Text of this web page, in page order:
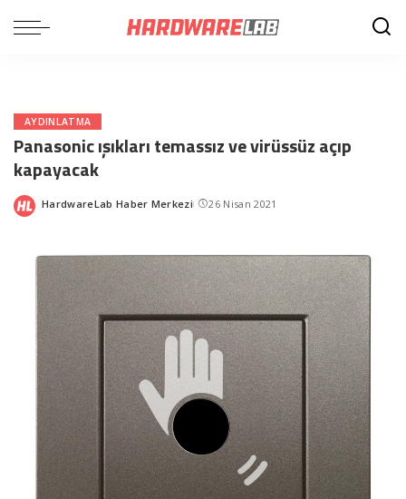
AYDINLATMA
Panasonic ışıkları temassız ve virüssüz açıp
kapayacak
Posted
HardwareLab Haber Merkezi 26 Nisan 2021